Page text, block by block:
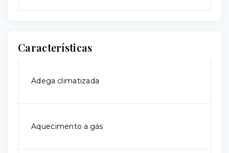
Características
Adega climatizada
Aquecimento a gás